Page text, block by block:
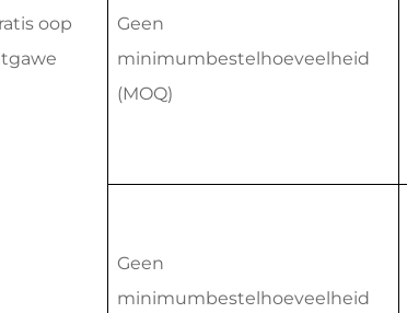
oop
Geen
minimumbestelhoeveelheid
(MOQ)
Geen
minimumbestelhoeveelheid